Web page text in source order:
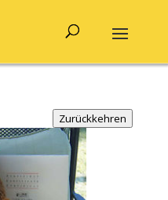
Zurückkehren